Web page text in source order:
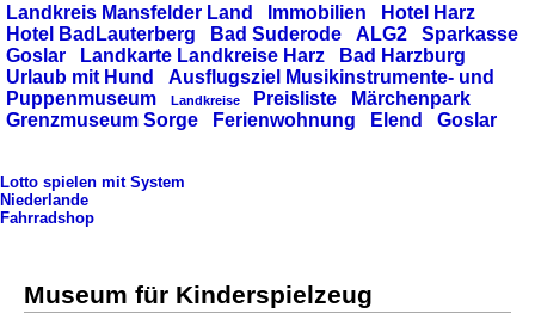
Landkreis Mansfelder Land Immobilien
Hotel Harz
Hotel BadLauterberg
Bad Suderode ALG2
Sparkasse
Goslar
Landkarte Landkreise Harz
Bad Harzburg
Urlaub mit Hund
Ausflugsziel Musikinstrumente- und
Puppenmuseum
Landkreise Preisliste
Märchenpark
Grenzmuseum Sorge
Ferienwohnung Elend Goslar
Lotto spielen mit System
Niederlande
Fahrradshop
Museum für Kinderspielzeug